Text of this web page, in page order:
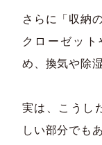
さらに「収納
クローゼッ
め、換気や除
実は、こうし
しい部分でも